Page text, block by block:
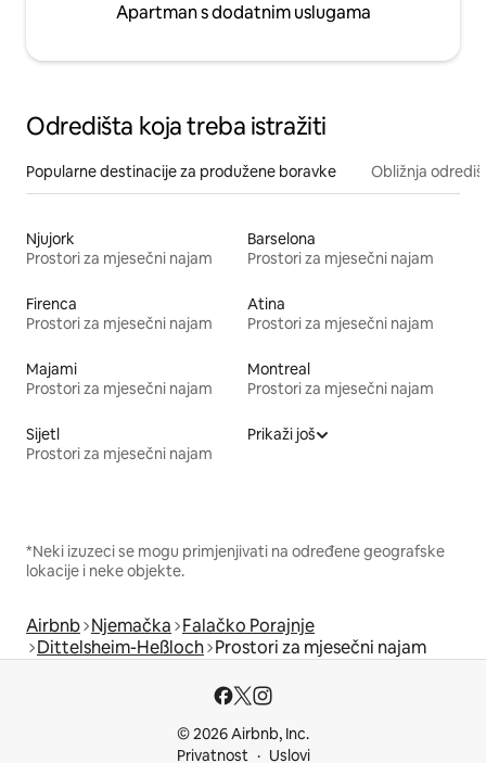
Apartman s dodatnim uslugama
Odredišta koja treba istražiti
Popularne destinacije za produžene boravke Obližnja
Njujork
Prostori za mjesečni najam
Barselona
Prostori za mjesečni najam
Firenca
Prostori za mjesečni najam
Atina
Prostori za mjesečni najam
Majami
Prostori za mjesečni najam
Montreal
Prostori za mjesečni najam
Sijetl
Prostori za mjesečni najam
Prikaži još
*Neki izuzeci se mogu primjenjivati na određene geografske
lokacije i neke objekte.
Airbnb Njemačka Falačko Porajnje
Dittelsheim-Heßloch Prostori za mjesečni najam
© 2026 Airbnb, Inc.
Privatnost
Uslovi